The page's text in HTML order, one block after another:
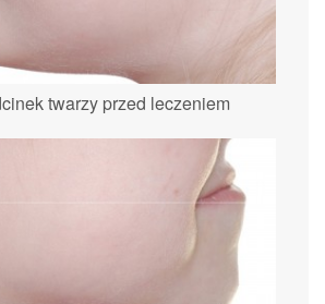
twarzy przed leczeniem